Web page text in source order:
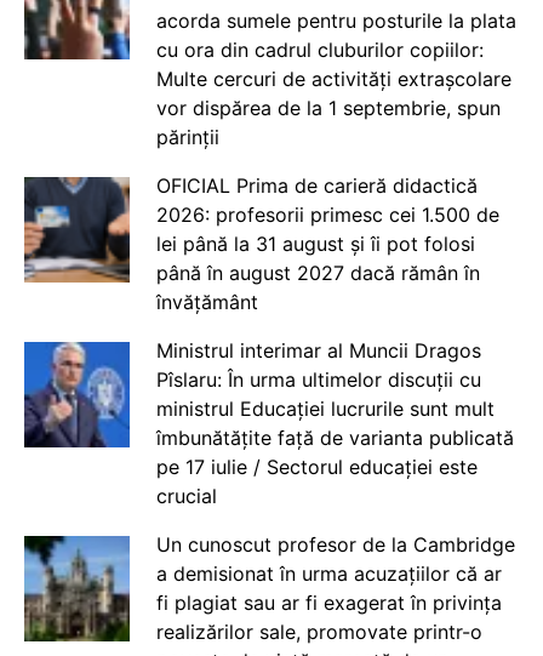
acorda sumele pentru posturile la plata
cu ora din cadrul cluburilor copiilor:
Multe cercuri de activități extrașcolare
vor dispărea de la 1 septembrie, spun
părinții
OFICIAL Prima de carieră didactică
2026: profesorii primesc cei 1.500 de
lei până la 31 august și îi pot folosi
până în august 2027 dacă rămân în
învățământ
Ministrul interimar al Muncii Dragos
Pîslaru: În urma ultimelor discuții cu
ministrul Educației lucrurile sunt mult
îmbunătățite față de varianta publicată
pe 17 iulie / Sectorul educației este
crucial
Un cunoscut profesor de la Cambridge
a demisionat în urma acuzațiilor că ar
fi plagiat sau ar fi exagerat în privința
realizărilor sale, promovate printr-o